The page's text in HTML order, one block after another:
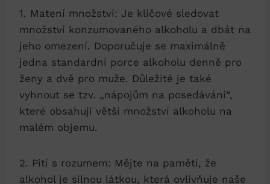
1. Matení množství: Je klíčové sledovat
množství konzumovaného alkoholu a dbát na
jeho omezení. Doporučuje se maximálně
jedna standardní porce alkoholu denně pro
ženy a dvě pro muže. Důležité je také
vyhnout se tzv. „nápojům na posedávání“,
které obsahují větší množství alkoholu na
malém objemu.
2. Pití s rozumem: Mějte na paměti, že
alkohol je silnou látkou, která ovlivňuje naše